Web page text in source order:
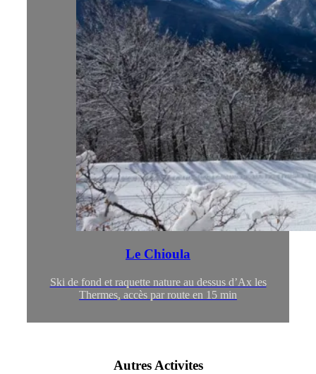
Le Chioula
Ski de fond et raquette nature au dessus d’Ax les
Thermes, accès par route en 15 min
Autres Activites